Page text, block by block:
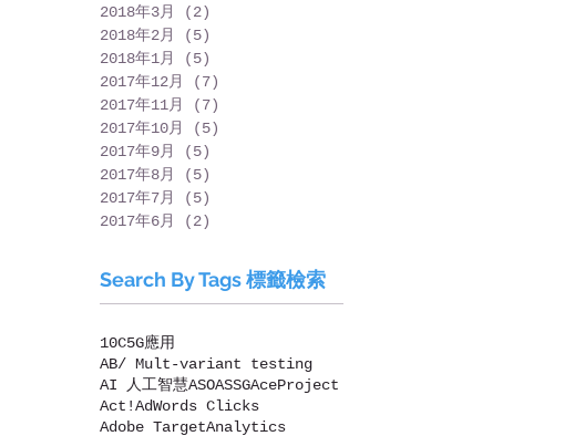
2018年3月
(2)
2018年2月
(5)
2018年1月
(5)
2017年12月
(7)
2017年11月
(7)
2017年10月
(5)
2017年9月
(5)
2017年8月
(5)
2017年7月
(5)
2017年6月
(2)
Search By Tags 標籤檢索
10C5G應用
AB/ Mult-variant testing
AI 人工智慧ASOASSGAceProject
Act!AdWords Clicks
Adobe TargetAnalytics